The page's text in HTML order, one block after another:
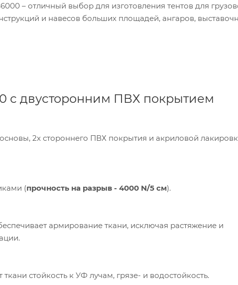
– отличный выбор для изготовления тентов для
и навесов больших площадей, ангаров,
с двусторонним ПВХ покрытием
2х стороннего ПВХ покрытия и акриловой
(прочность на разрыв - 4000 N/5 см).
армирование ткани, исключая растяжение и
стойкость к УФ лучам, грязе- и водостойкость.
Компания «Торговый Дом Технический Текстиль»
с ним. Подробнее - в
Принять